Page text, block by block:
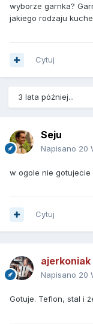
wyborze garnka?
jakiego rodzaju
Cytuj
3 lata później...
Seju
Napisano 20
w ogole nie
Cytuj
ajerkoniak
Napisano 20
Gotuje. Teflon, stal i